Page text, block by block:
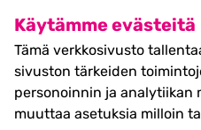
Käytämme evästeitä
Tämä verkkosivusto
sivuston tärkeiden
personoinnin ja analytiikan
muuttaa asetuksia milloin
SHIFT Business
27.5.2027,
myynnissä nyt!